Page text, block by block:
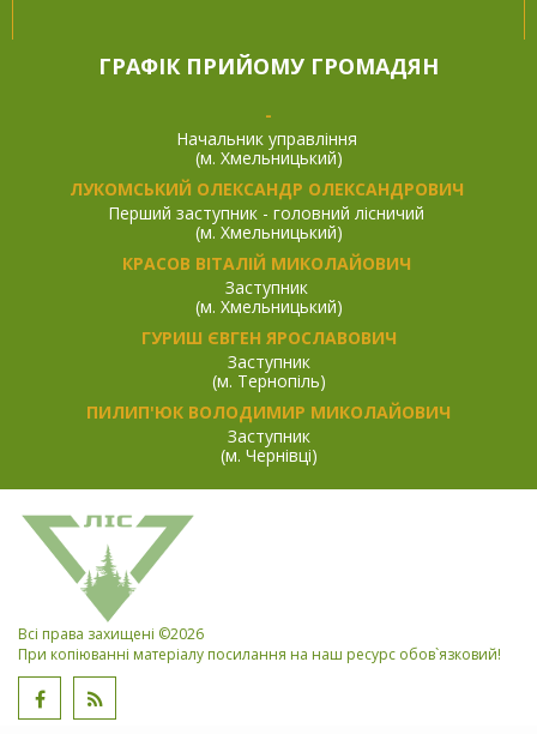
ГРАФІК ПРИЙОМУ ГРОМАДЯН
-
Начальник управління
(м. Хмельницький)
ЛУКОМСЬКИЙ ОЛЕКСАНДР ОЛЕКСАНДРОВИЧ
Перший заступник - головний лісничий
(м. Хмельницький)
КРАСОВ ВІТАЛІЙ МИКОЛАЙОВИЧ
Заступник
(м. Хмельницький)
ГУРИШ ЄВГЕН ЯРОСЛАВОВИЧ
Заступник
(м. Тернопіль)
ПИЛИП'ЮК ВОЛОДИМИР МИКОЛАЙОВИЧ
Заступник
(м. Чернівці)
Всі права захищені ©2026
При копіюванні матеріалу посилання на наш ресурс обов`язковий!